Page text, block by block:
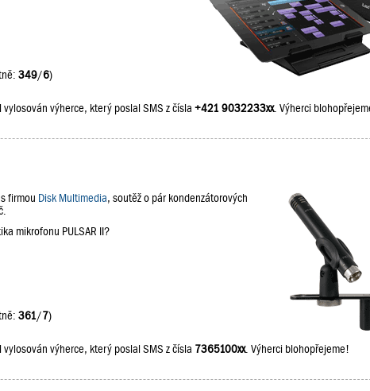
349/6)
výherce, který poslal SMS z čísla +421 9032233xx. Výherci
firmou Disk Multimedia, soutěž o pár kondenzátorových
mikrofonu PULSAR II?
361/7)
výherce, který poslal SMS z čísla 7365100xx. Výherci blohopřejeme!